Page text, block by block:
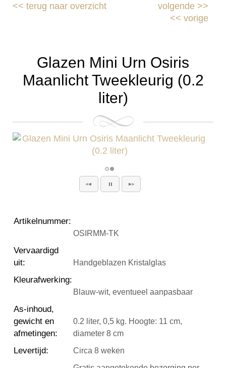
<<terug naar overzicht volgende>>
<< vorige
Glazen Mini Urn Osiris
Maanlicht Tweekleurig (0.2
liter)
Artikelnummer:
OSIRMM-TK
Vervaardigd
uit: Handgeblazen Kristalglas
Kleurafwerking:
Blauw-wit, eventueel aanpasbaar
As-inhoud,
gewicht en
afmetingen:
0.2 liter, 0,5 kg. Hoogte: 11 cm,
diameter 8 cm
Levertijd: Circa 8 weken